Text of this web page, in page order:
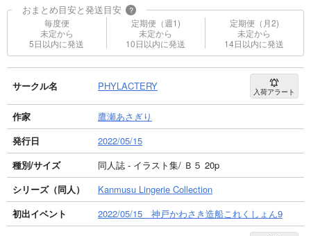
おまとめ目安と発送目安 ?
毎度便
未定から
5日以内に発送
定期便（週1)
未定から
10日以内に発送
定期便（月2)
未定から
14日以内に発送
サークル名 PHYLACTERY 入荷アラート
作家
鷹瀬あさぎり
発行日
2022/05/15
種別/サイズ
同人誌 - イラスト集/ Ｂ５ 20p
シリーズ（同人）
Kanmusu Lingerie Collection
初出イベント
2022/05/15 神戸かわさき造船これくしょん9